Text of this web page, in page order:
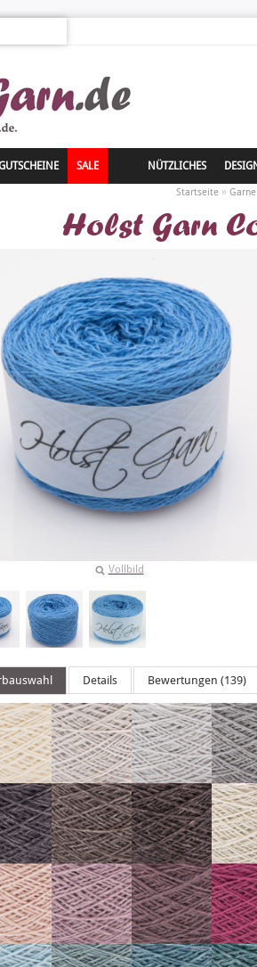
SALE NÜTZLICHES
Startseite» Garne
Holst Garn
Vollbild
Details Bewertungen (139)